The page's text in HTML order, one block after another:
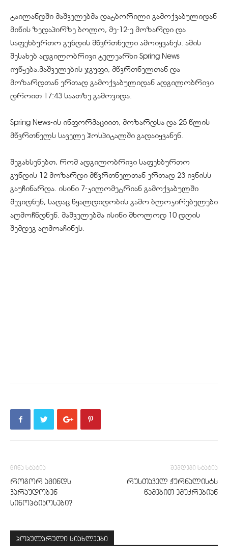
ტაილანდში მაშველებმა დატბორილი გამოქვაბულიდან
მიწის ზედაპირზე ბოლო, მე-12-ე მოზარდი და
საფეხბურთო გუნდის მწვრთნელი ამოიყვანეს. ამის
შესახებ ადგილობრივი ტელეარხი Spring News
იუწყება.მაშველების ჯგუფი, მწვრთნელთან და
მოზარდთან ერთად გამოქვაბულიდან ადგილობრივი
დროით 17:43 საათზე გამოვიდა.
Spring News-ის ინფორმაციით, მოზარდსა და 25 წლის
მწვრთნელს საველე ჰოსპიტალში გადაიყვანენ.
შეგახსენებთ, რომ ადგილობრივი საფეხბურთო
გუნდის 12 მოზარდი მწვრთნელთან ერთად 23 ივნისს
გაუჩინარდა. ისინი 7-კილომეტრიან გამოქვაბულში
შევიდნენ, სადაც წყალდიდობის გამო ბლოკირებულები
აღმოჩნდნენ. მაშველებმა ისინი მხოლოდ 10 დღის
შემდეგ აღმოაჩინეს.
წინა სტატია
როგორ ამინდს
ვარაუდობენ
სინოპტიკოსები?
შემდეგი სტატია
რუსთაველ ჟურნალისტს
წამებით ემუქრებიან
პოპულარული სიახლეები